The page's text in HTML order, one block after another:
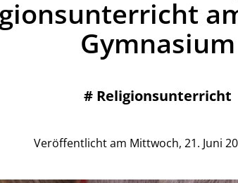
Gymnasium
# Religionsunterricht
Veröffentlicht am Mittwoch, 21. Juni